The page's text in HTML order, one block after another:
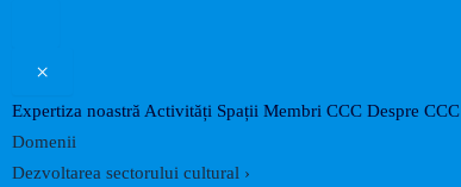
×
Expertiza noastră Activități Spații Membri CCC Despre CCC
Domenii
Dezvoltarea sectorului cultural ›